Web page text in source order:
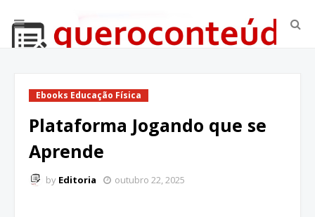
Ebooks Educação Física
Plataforma Jogando que se
Aprende
by Editoria outubro 22, 2025